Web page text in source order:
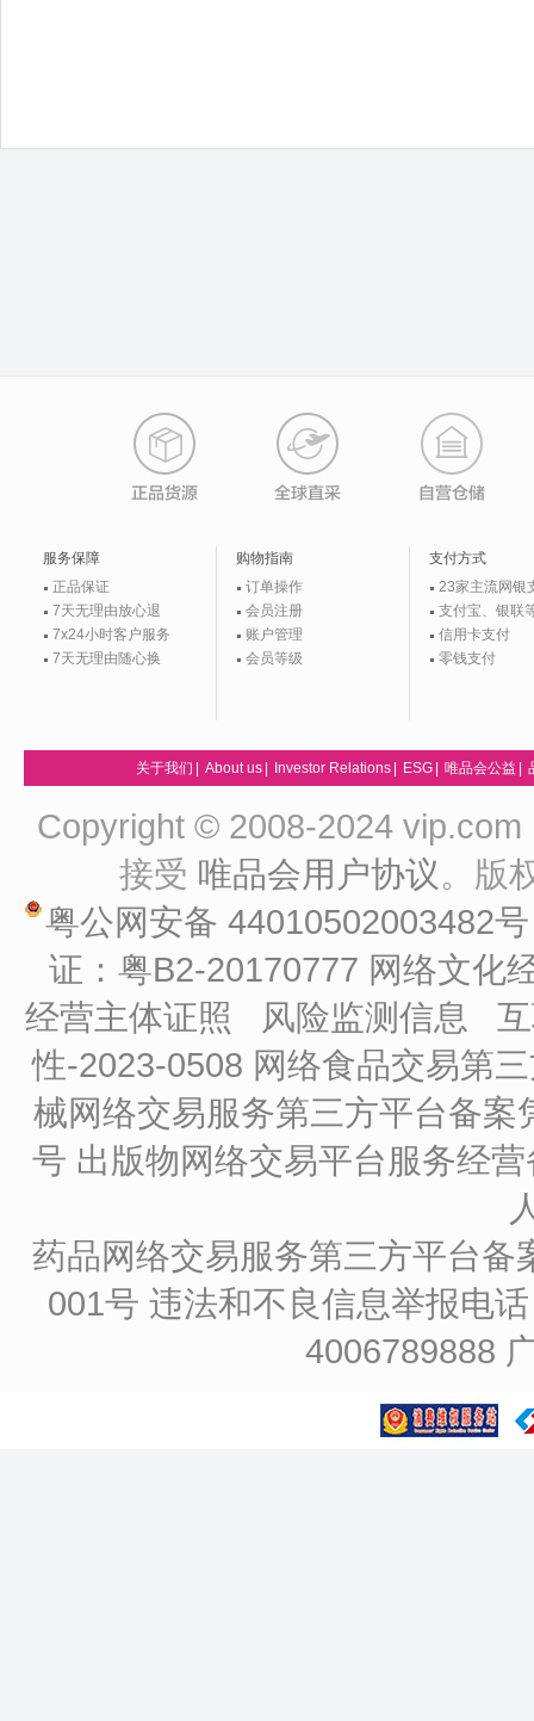
服务保障
正品保证
7天无理由放心退
7x24小时客户服务
7天无理由随心换
购物指南
订单操作
会员注册
账户管理
会员等级
支付方式
23家主流网银
支付宝、银联
信用卡支付
零钱支付
关于我们 About us Investor Relations ESG 唯品会公益
Copyright © 2008-2024
接受 唯品会用户协议。版
粤公网安备 44010502003482
证：粤B2-20170777 网络文化
经营主体证照
风险监测信息
性-2023-0508 网络食品交易第
械网络交易服务第三方平台备
号 出版物网络交易平台服务经
药品网络交易服务第三方平台
001号 违法和不良信息举报电
4006789888